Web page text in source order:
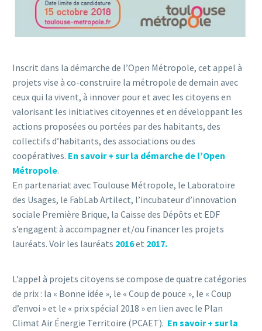
Inscrit dans la démarche de l’Open Métropole, cet appel à
projets vise à co-construire la métropole de demain avec
ceux qui la vivent, à innover pour et avec les citoyens en
valorisant les initiatives citoyennes et en développant les
actions proposées ou portées par des habitants, des
collectifs d’habitants, des associations ou des
coopératives. En savoir + sur la démarche de l’Open
Métropole.
En partenariat avec Toulouse Métropole, le Laboratoire
des Usages, le FabLab Artilect, l’incubateur d’innovation
sociale Première Brique, la Caisse des Dépôts et EDF
s’engagent à accompagner et/ou financer les projets
lauréats. Voir les lauréats 2016et 2017.
L’appel à projets citoyens se compose de quatre catégories
de prix : la « Bonne idée », le « Coup de pouce », le « Coup
d’envoi » et le « prix spécial 2018 » en lien avec le Plan
Climat Air Énergie Territoire (PCAET). En savoir + sur la